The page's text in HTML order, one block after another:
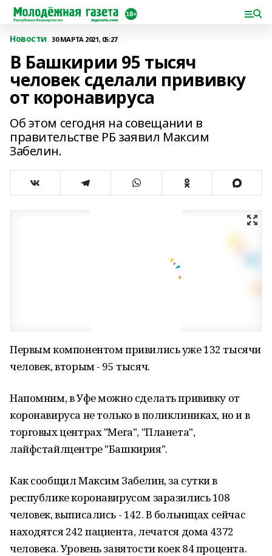
Новости 30 МАРТА 2021, 05:27
В Башкирии 95 тысяч
человек сделали прививку
от коронавируса
Об этом сегодня на совещании в
правительстве РБ заявил Максим
Забелин.
Первым компонентом привились уже 132 тысячи
человек, вторым - 95 тысяч.
Напомним, в Уфе можно сделать прививку от
коронавируса не только в поликлиниках, но и в
торговых центрах "Мега", "Планета",
лайфстайлцентре "Башкирия".
Как сообщил Максим Забелин, за сутки в
республике коронавирусом заразились 108
человек, выписались - 142. В больницах сейчас
находятся 242 пациента, лечатся дома 4372
человека. Уровень занятости коек 84 процента.